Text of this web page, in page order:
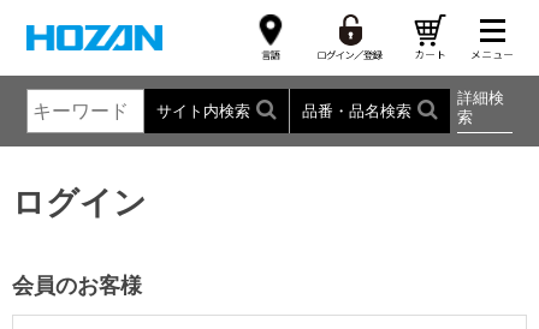
サイト内検索 品番・品名検索
詳細検
索
ログイン
会員のお客様